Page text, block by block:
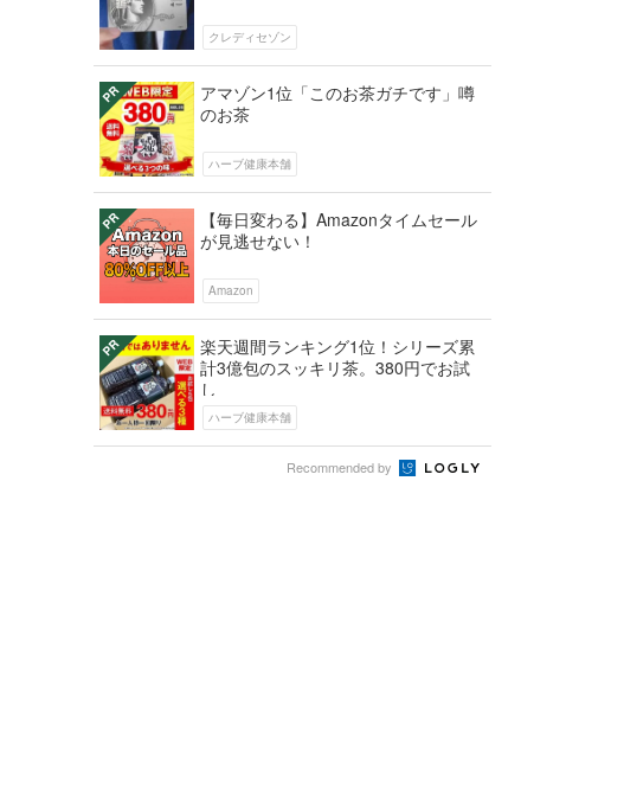
クレディセゾン
アマゾン1位「このお茶ガチです」噂
のお茶
ハーブ健康本舗
【毎日変わる】Amazonタイムセール
が見逃せない！
Amazon
楽天週間ランキング1位！シリーズ累
計3億包のスッキリ茶。380円でお試
し
ハーブ健康本舗
Recommended by